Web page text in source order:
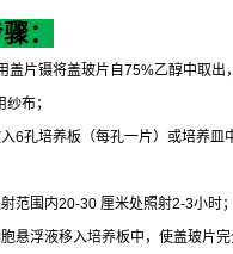
：
盖片镊将盖玻片自75%乙醇中取出
布；
6孔培养板（每孔一片）或培养皿
范围内20-30 厘米处照射2-3小时；
悬浮液移入培养板中，使盖玻片